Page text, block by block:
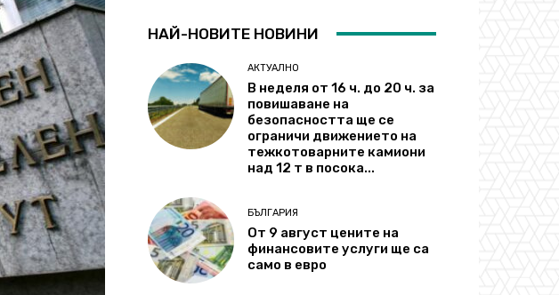
НАЙ-НОВИТЕ НОВИНИ
АКТУАЛНО
В неделя от 16 ч. до 20 ч. за
повишаване на
безопасността ще се
ограничи движението на
тежкотоварните камиони
над 12 т в посока...
БЪЛГАРИЯ
От 9 август цените на
финансовите услуги ще са
само в евро